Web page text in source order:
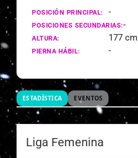
POSICIÓN PRINCIPAL: -
POSICIONES SECUNDARIAS:-
ALTURA: 177 cm
PIERNA HÁBIL: -
ESTADÍSTICA EVENTOS
Liga Femenina